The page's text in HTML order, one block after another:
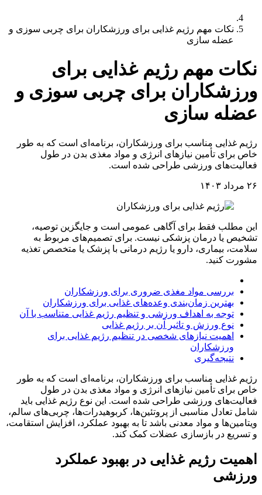
نکات مهم رژیم غذایی برای ورزشکاران برای چربی سوزی و
عضله سازی
نکات مهم رژیم غذایی برای
ورزشکاران برای چربی سوزی و
عضله سازی
رژیم غذایی مناسب برای ورزشکاران، برنامه‌ای است که به طور
خاص برای تأمین نیازهای انرژی و مواد مغذی بدن در طول
فعالیت‌های ورزشی طراحی شده است.
۲۶ مرداد ۱۴۰۳
این مطلب فقط برای آگاهی عمومی است و جایگزین توصیه،
تشخیص یا درمان پزشکی نیست. برای تصمیم‌های مربوط به
سلامت، بیماری، دارو یا رژیم درمانی با پزشک یا متخصص تغذیه
مشورت کنید.
بررسی مواد مغذی ضروری برای ورزشکاران
بهترین زمان‌بندی وعده‌های غذایی برای ورزشکاران
توجه به اهداف ورزشی و تنظیم رژیم غذایی متناسب با آن
نوع ورزش و تاثیر آن بر رژیم غذایی
اهمیت نیازهای شخصی در تنظیم رژیم غذایی برای
ورزشکاران
نتیجه‌گیری
رژیم غذایی مناسب برای ورزشکاران، برنامه‌ای است که به طور
خاص برای تأمین نیازهای انرژی و مواد مغذی بدن در طول
فعالیت‌های ورزشی طراحی شده است. این نوع رژیم غذایی باید
شامل تعادل مناسبی از پروتئین‌ها، کربوهیدرات‌ها، چربی‌های سالم،
ویتامین‌ها و مواد معدنی باشد تا به بهبود عملکرد، افزایش استقامت،
و تسریع در بازسازی عضلات کمک کند.
اهمیت رژیم غذایی در بهبود عملکرد
ورزشی